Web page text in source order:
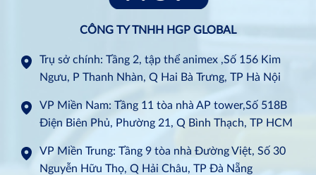
CÔNG TY TNHH HGP GLOBAL
Trụ sở chính: Tầng 2, tập thể animex ,Số 156 Kim
Ngưu, P Thanh Nhàn, Q Hai Bà Trưng, TP Hà Nội
VP Miền Nam: Tầng 11 tòa nhà AP tower,Số 518B
Điện Biên Phủ, Phường 21, Q Bình Thạch, TP HCM
VP Miền Trung: Tầng 9 tòa nhà Đường Việt, Số 30
Nguyễn Hữu Thọ, Q Hải Châu, TP Đà Nẵng